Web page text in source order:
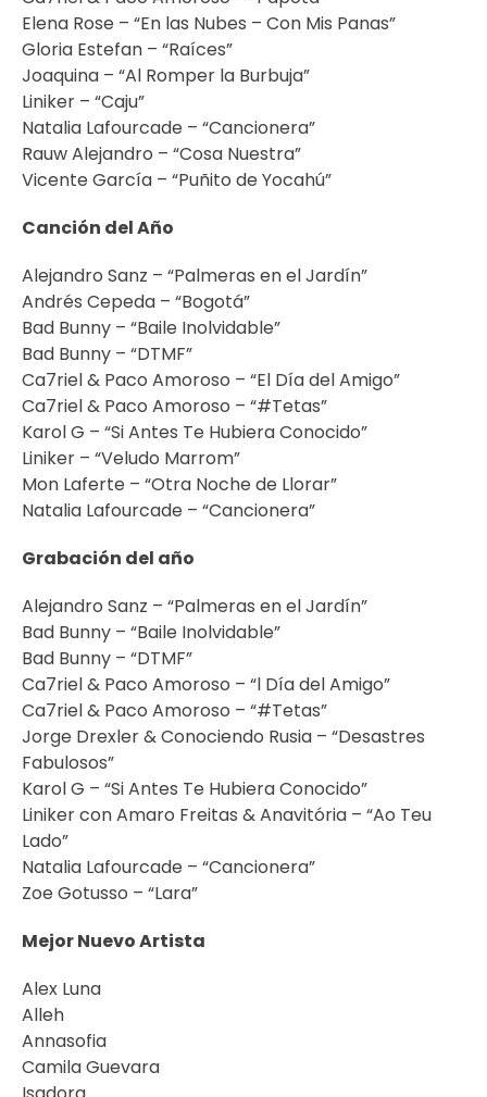
Elena Rose – “En las Nubes – Con Mis Panas”
Gloria Estefan – “Raíces”
Joaquina – “Al Romper la Burbuja”
Liniker – “Caju”
Natalia Lafourcade – “Cancionera”
Rauw Alejandro – “Cosa Nuestra”
Vicente García – “Puñito de Yocahú”
Canción del Año
Alejandro Sanz – “Palmeras en el Jardín”
Andrés Cepeda – “Bogotá”
Bad Bunny – “Baile Inolvidable”
Bad Bunny – “DTMF”
Ca7riel & Paco Amoroso – “El Día del Amigo”
Ca7riel & Paco Amoroso – “#Tetas”
Karol G – “Si Antes Te Hubiera Conocido”
Liniker – “Veludo Marrom”
Mon Laferte – “Otra Noche de Llorar”
Natalia Lafourcade – “Cancionera”
Grabación del año
Alejandro Sanz – “Palmeras en el Jardín”
Bad Bunny – “Baile Inolvidable”
Bad Bunny – “DTMF”
Ca7riel & Paco Amoroso – “l Día del Amigo”
Ca7riel & Paco Amoroso – “#Tetas”
Jorge Drexler & Conociendo Rusia – “Desastres
Fabulosos”
Karol G – “Si Antes Te Hubiera Conocido”
Liniker con Amaro Freitas & Anavitória – “Ao Teu
Lado”
Natalia Lafourcade – “Cancionera”
Zoe Gotusso – “Lara”
Mejor Nuevo Artista
Alex Luna
Alleh
Annasofia
Camila Guevara